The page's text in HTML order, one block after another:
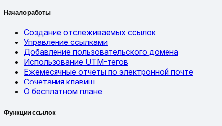
Начало работы
Создание отслеживаемых ссылок
Управление ссылками
Добавление пользовательского домена
Использование UTM-тегов
Ежемесячные отчеты по электронной почте
Сочетания клавиш
О бесплатном плане
Функции ссылок